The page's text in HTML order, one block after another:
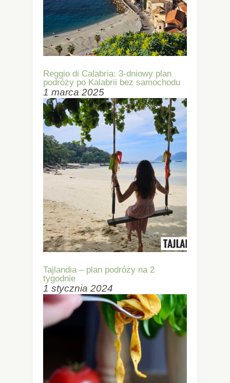
Reggio di Calabria: 3-dniowy plan
podróży po Kalabrii bez samochodu
1 marca 2025
Tajlandia – plan podróży na 2
tygodnie
1 stycznia 2024